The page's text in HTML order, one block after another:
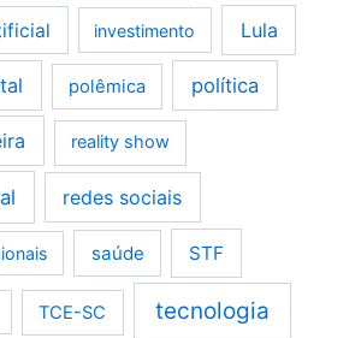
investimento Lula
polêmica política
reality show
redes sociais
saúde STF
TCE-SC tecnologia